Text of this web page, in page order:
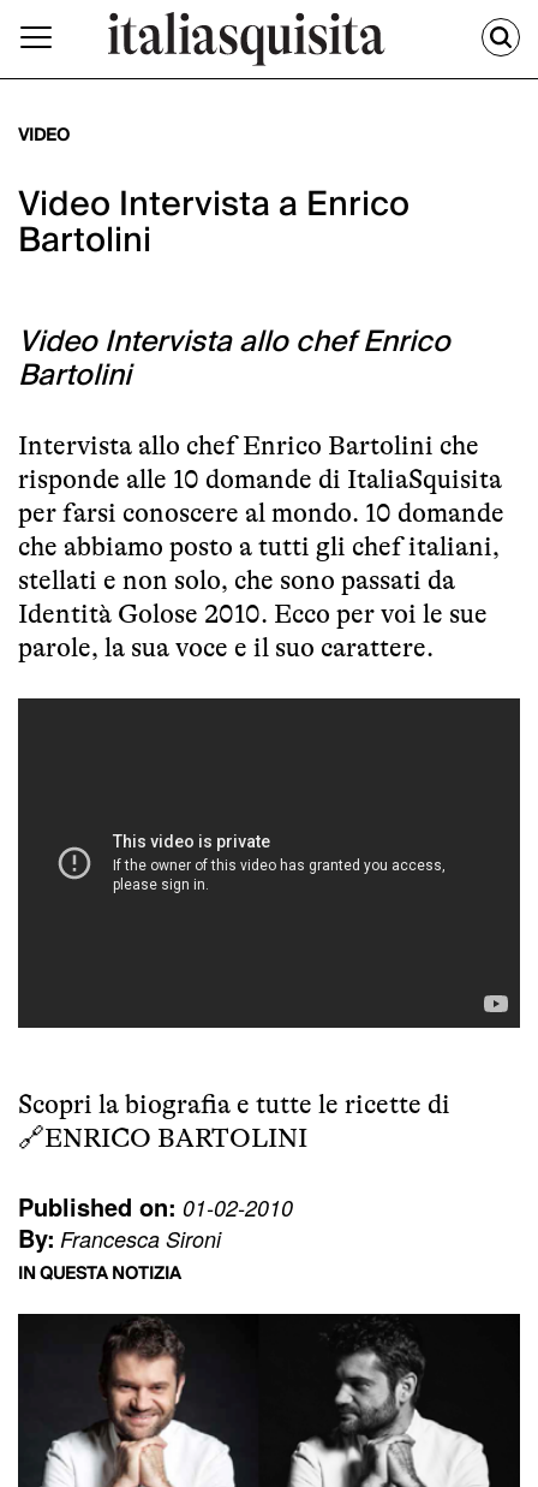
VIDEO
Video Intervista a Enrico
Bartolini
Video Intervista allo chef Enrico
Bartolini
Intervista allo chef Enrico Bartolini che
risponde alle 10 domande di ItaliaSquisita
per farsi conoscere al mondo. 10 domande
che abbiamo posto a tutti gli chef italiani,
stellati e non solo, che sono passati da
Identità Golose 2010. Ecco per voi le sue
parole, la sua voce e il suo carattere.
Scopri la biografia e tutte le ricette di
🔗ENRICO BARTOLINI
Published on: 01-02-2010
By: Francesca Sironi
IN QUESTA NOTIZIA